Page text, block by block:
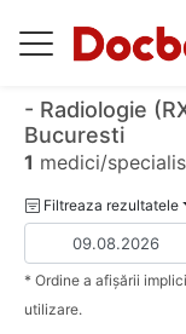
- Radiologie
Bucuresti
1 medici/
Filtreaza rezultatele
* Ordine a afișării
utilizare.